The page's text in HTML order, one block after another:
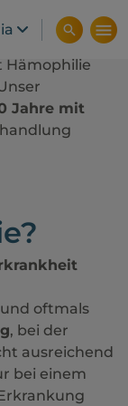
Hämophilie
Jahre mit
oftmals
, bei der
ausreichend
bei einem